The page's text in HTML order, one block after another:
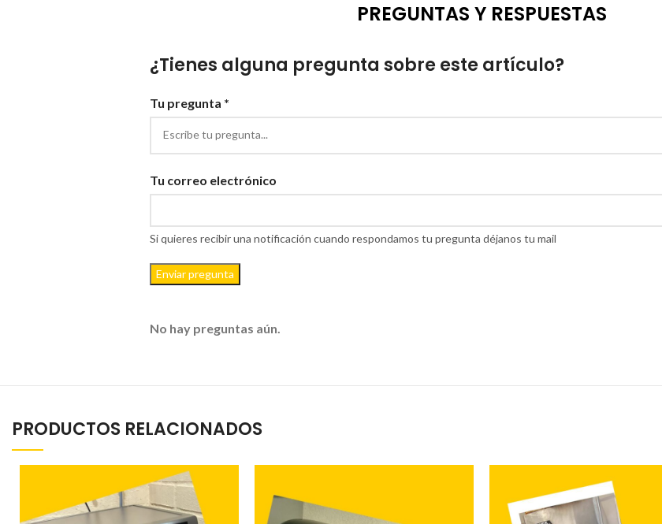
PREGUNTAS Y RESPUESTAS
¿Tienes alguna pregunta sobre este artículo?
Tu pregunta *
Tu correo electrónico
Si quieres recibir una notificación cuando respondamos tu pregunta déjanos tu mail
Enviar pregunta
No hay preguntas aún.
PRODUCTOS RELACIONADOS